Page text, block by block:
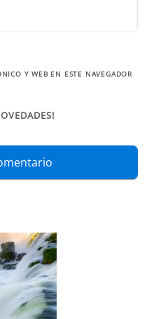
Y WEB EN ESTE NAVEGADOR